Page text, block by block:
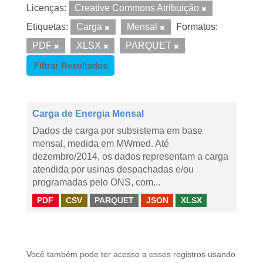
Licenças:
Creative Commons Atribuição
Etiquetas:
Carga Mensal
Formatos:
PDF
XLSX
PARQUET
Filtrar Resultados
Carga de Energia Mensal
Dados de carga por subsistema em base
mensal, medida em MWmed. Até
dezembro/2014, os dados representam a carga
atendida por usinas despachadas e/ou
programadas pelo ONS, com...
PDF CSV PARQUET JSON XLSX
Você também pode ter acesso a esses registros usando